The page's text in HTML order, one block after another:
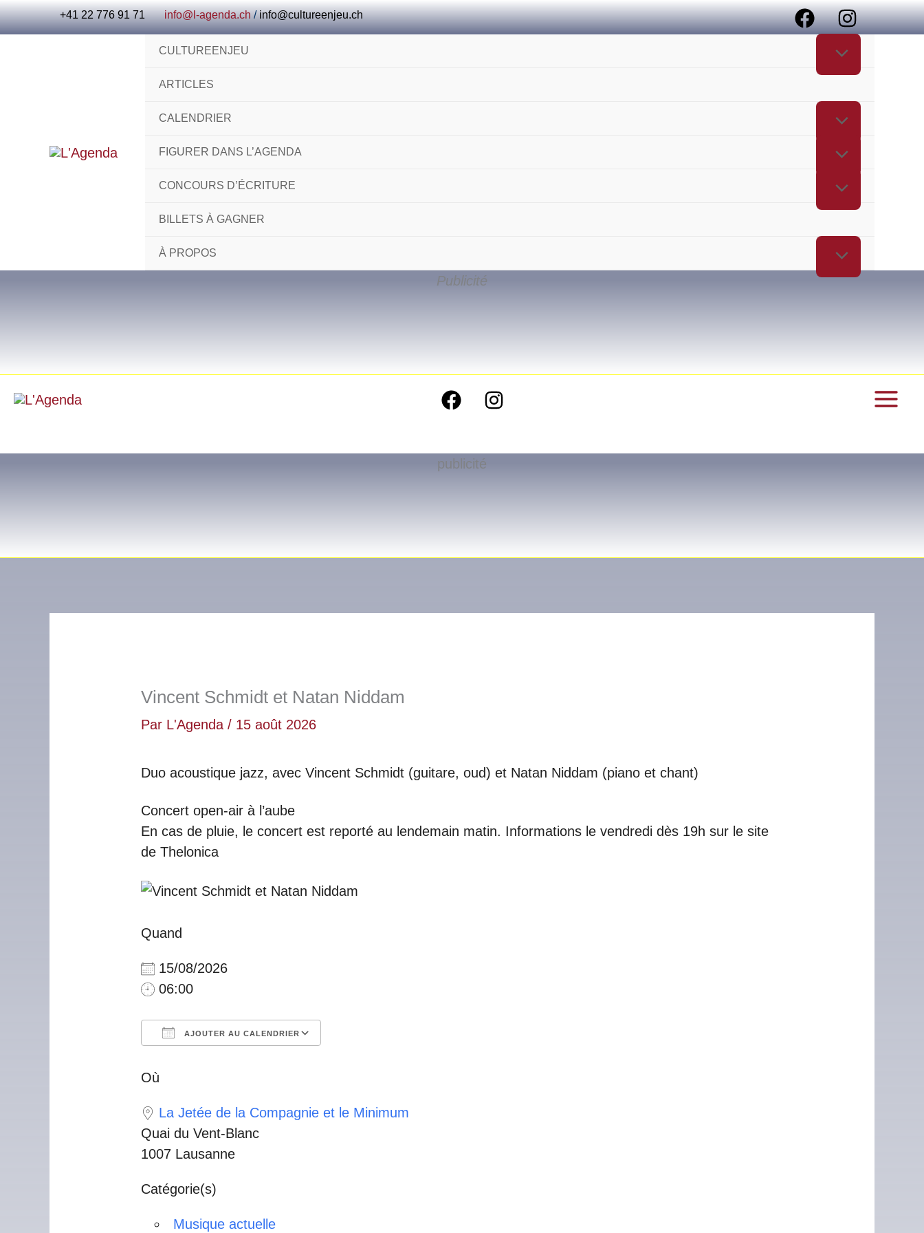
Aller
au
+41 22 776 91 71 info@l-agenda.ch/info@cultureenjeu.ch
CULTUREENJEU
ARTICLES
CALENDRIER
FIGURER DANS L’AGENDA
CONCOURS D’ÉCRITURE
BILLETS À GAGNER
À PROPOS
Publicité
publicité
Vincent Schmidt et Natan Niddam
Par L'Agenda/ 15 août 2026
Duo acoustique jazz, avec Vincent Schmidt (guitare, oud) et Natan Niddam (piano et chant)
Concert open-air à l’aube
En cas de pluie, le concert est reporté au lendemain matin. Informations le vendredi dès 19h sur le site
de Thelonica
Quand
15/08/2026
06:00
AJOUTER AU CALENDRIER
Où
La Jetée de la Compagnie et le Minimum
Quai du Vent-Blanc
1007 Lausanne
Catégorie(s)
Musique actuelle